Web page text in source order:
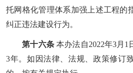
托网格化管理体系加强上述工程的
纠正违法建设行为。
第十六条本办法自2022年3月1
3年。如因法律、法规、政策修订